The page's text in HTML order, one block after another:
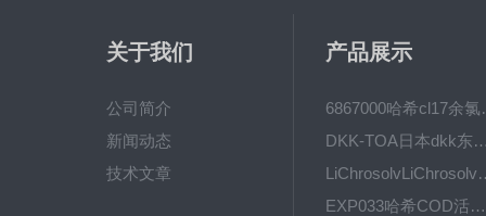
关于我们
公司简介
新闻动态
技术文章
产品展示
6867000
DKK-TOA日本dkk东亚电
EXP033哈希COD活塞泵价格 EXP033